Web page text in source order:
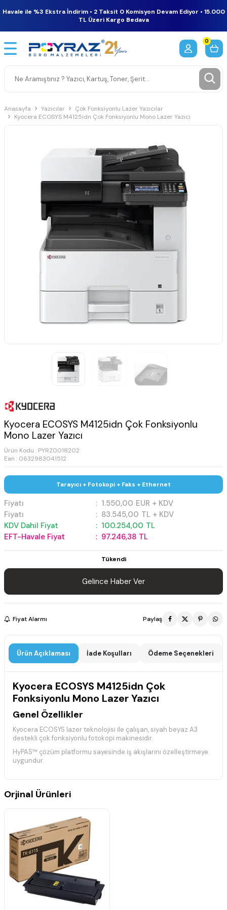
Havale ile %3 Ekstra İndirim • 2 Taksit 0 Komisyon Devam Ediyor • 15.000
TL Üzeri Kargo Bedava
0
Anasayfa Yazıcılar
Çok Fonksiyonlu Lazer Yazıcılar
Kyocera ECOSYS M4125idn Çok Fonksiyonlu Mono Lazer Yazıcı
Kyocera ECOSYS M4125idn Çok Fonksiyonlu
Mono Lazer Yazıcı
Ürün Kodu : PYRZ0018202
Ean : 0632983041512
Tarayıcı + Fotokopi + Faks + Ethernet
Fiyatı : 1.550,00 EUR + KDV
Fiyatı
: 83.545,00 TL + KDV
KDV Dahil Fiyat
: 100.254,00 TL
EFT-Havale Fiyat
: 97.246,38 TL
Tükendi
Gelince Haber Ver
Fiyat Alarmı Paylaş
Ürün Açıklaması İade Koşulları Ödeme Seçenekleri
Kyocera ECOSYS M4125idn Çok
Fonksiyonlu Mono Lazer Yazıcı
Genel Özellikler
Kyocera ECOSYS lazer teknolojisi ile çalışan, siyah beyaz A3
destekli çok fonksiyonlu fotokopi makinesidir.
HyPAS™ çözüm platformu sayesinde iş akışlarını özelleştirmeye
uygundur.
Baskı Özellikleri
A3 boyutunda dakikada 12 sayfaya kadar baskı alır.
Otomatik çift taraflı baskı desteği bulunur.
Baskı çözünürlüğü 1200 x 1200 dpi seviyesindedir.
Isınma süresi yaklaşık 20 saniyedir.
İlk baskı çıkış süresi yaklaşık 6,4 saniyedir.
Fotokopi Özellikleri
Orjinal Ürünleri